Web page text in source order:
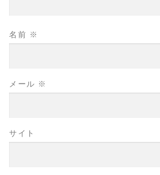
名前 ※
メール ※
サイト